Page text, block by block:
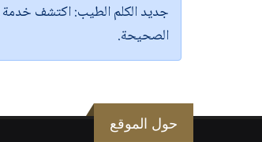
جديد الكلم الطيب:اكتشف خدمة
الصحيحة.
حول الموقع